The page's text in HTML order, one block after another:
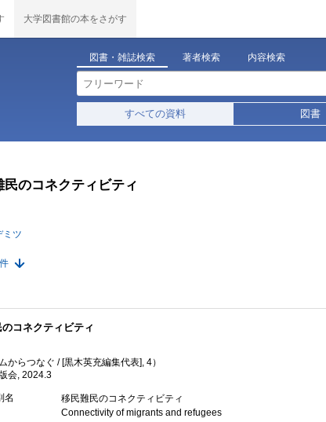
大学図書館の本をさがす
図書・雑誌検索 著者検索 内容検索
すべての資料 図書
民のコネクティビティ
ミツ
コネクティビティ
からつなぐ / [黒木英充編集代表], 4）
会, 2024.3
名
移民難民のコネクティビティ
Connectivity of migrants and refugees